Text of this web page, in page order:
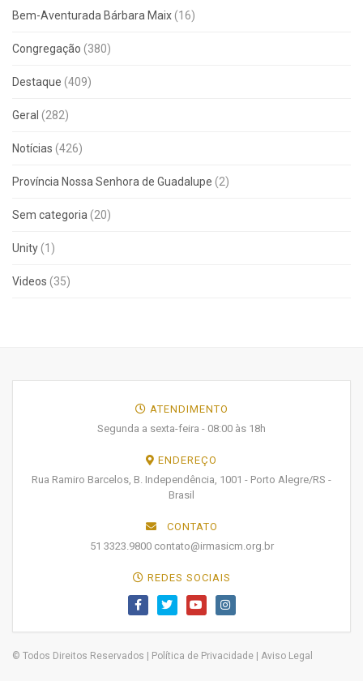
Bem-Aventurada Bárbara Maix (16)
Congregação (380)
Destaque (409)
Geral (282)
Notícias (426)
Província Nossa Senhora de Guadalupe (2)
Sem categoria (20)
Unity (1)
Videos (35)
ATENDIMENTO
Segunda a sexta-feira - 08:00 às 18h
ENDEREÇO
Rua Ramiro Barcelos, B. Independência, 1001 - Porto Alegre/RS -
Brasil
CONTATO
51 3323.9800 contato@irmasicm.org.br
REDES SOCIAIS
© Todos Direitos Reservados | Política de Privacidade Aviso Legal